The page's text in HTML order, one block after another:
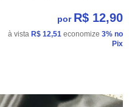
por R$ 12,90
à vista R$ 12,51 economize 3% no
Pix